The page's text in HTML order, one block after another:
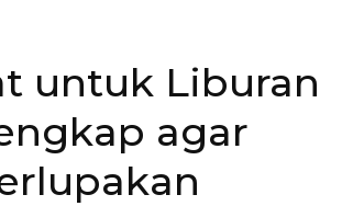
untuk Liburan
agar